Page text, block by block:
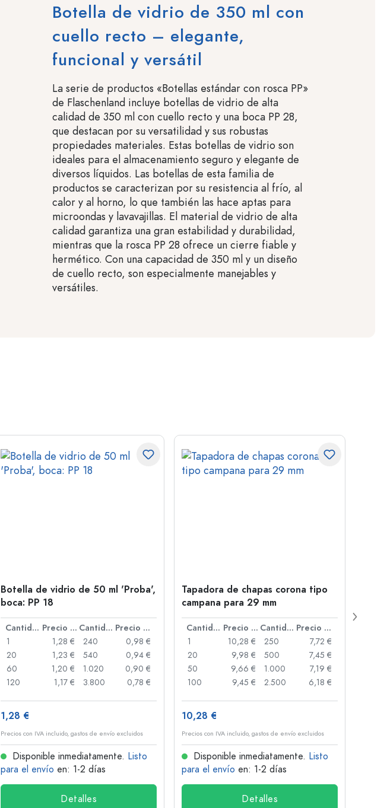
Botella de vidrio de 350 ml con
cuello recto – elegante,
funcional y versátil
La serie de productos «Botellas estándar con rosca PP»
de Flaschenland incluye botellas de vidrio de alta
calidad de 350 ml con cuello recto y una boca PP 28,
que destacan por su versatilidad y sus robustas
propiedades materiales. Estas botellas de vidrio son
ideales para el almacenamiento seguro y elegante de
diversos líquidos. Las botellas de esta familia de
productos se caracterizan por su resistencia al frío, al
calor y al horno, lo que también las hace aptas para
microondas y lavavajillas. El material de vidrio de alta
calidad garantiza una gran estabilidad y durabilidad,
mientras que la rosca PP 28 ofrece un cierre fiable y
hermético. Con una capacidad de 350 ml y un diseño
de cuello recto, son especialmente manejables y
versátiles.
Botella de vidrio de 50 ml 'Proba',
boca: PP 18
Cantidad Precio por unidad Cantidad
Precio por unidad
1
1,28 €
20
1,23 €
60
1,20 €
120
1,17 €
240
0,98 €
540
0,94 €
1.020
0,90 €
3.800
0,78 €
1,28 €
Precios con IVA incluido, gastos de envío excluidos
Disponible inmediatamente. Listo
para el envío en: 1-2 días
Detalles
Tapadora de chapas corona tipo
campana para 29 mm
Cantidad Precio por unidad Cantidad
Precio por unidad
1
10,28 €
20
9,98 €
50
9,66 €
100
9,45 €
250
7,72 €
500
7,45 €
1.000
7,19 €
2.500
6,18 €
10,28 €
Precios con IVA incluido, gastos de envío excluidos
Disponible inmediatamente. Listo
para el envío en: 1-2 días
Detalles